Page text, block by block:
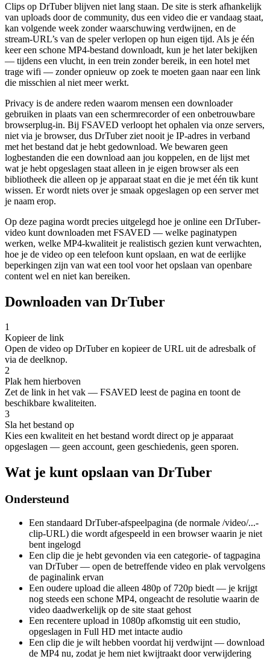
Clips op DrTuber blijven niet lang staan. De site is sterk afhankelijk
van uploads door de community, dus een video die er vandaag staat,
kan volgende week zonder waarschuwing verdwijnen, en de
stream-URL’s van de speler verlopen op hun eigen tijd. Als je één
keer een schone MP4-bestand downloadt, kun je het later bekijken
— tijdens een vlucht, in een trein zonder bereik, in een hotel met
trage wifi — zonder opnieuw op zoek te moeten gaan naar een link
die misschien al niet meer werkt.
Privacy is de andere reden waarom mensen een downloader
gebruiken in plaats van een schermrecorder of een onbetrouwbare
browserplug-in. Bij FSAVED verloopt het ophalen via onze servers,
niet via je browser, dus DrTuber ziet nooit je IP-adres in verband
met het bestand dat je hebt gedownload. We bewaren geen
logbestanden die een download aan jou koppelen, en de lijst met
wat je hebt opgeslagen staat alleen in je eigen browser als een
bibliotheek die alleen op je apparaat staat en die je met één tik kunt
wissen. Er wordt niets over je smaak opgeslagen op een server met
je naam erop.
Op deze pagina wordt precies uitgelegd hoe je online een DrTuber-
video kunt downloaden met FSAVED — welke paginatypen
werken, welke MP4-kwaliteit je realistisch gezien kunt verwachten,
hoe je de video op een telefoon kunt opslaan, en wat de eerlijke
beperkingen zijn van wat een tool voor het opslaan van openbare
content wel en niet kan bereiken.
Downloaden van DrTuber
1
Kopieer de link
Open de video op DrTuber en kopieer de URL uit de adresbalk of
via de deelknop.
2
Plak hem hierboven
Zet de link in het vak — FSAVED leest de pagina en toont de
beschikbare kwaliteiten.
3
Sla het bestand op
Kies een kwaliteit en het bestand wordt direct op je apparaat
opgeslagen — geen account, geen geschiedenis, geen sporen.
Wat je kunt opslaan van DrTuber
Ondersteund
Een standaard DrTuber-afspeelpagina (de normale /video/...-
clip-URL) die wordt afgespeeld in een browser waarin je niet
bent ingelogd
Een clip die je hebt gevonden via een categorie- of tagpagina
van DrTuber — open de betreffende video en plak vervolgens
de paginalink ervan
Een oudere upload die alleen 480p of 720p biedt — je krijgt
nog steeds een schone MP4, ongeacht de resolutie waarin de
video daadwerkelijk op de site staat gehost
Een recentere upload in 1080p afkomstig uit een studio,
opgeslagen in Full HD met intacte audio
Een clip die je wilt hebben voordat hij verdwijnt — download
de MP4 nu, zodat je hem niet kwijtraakt door verwijdering